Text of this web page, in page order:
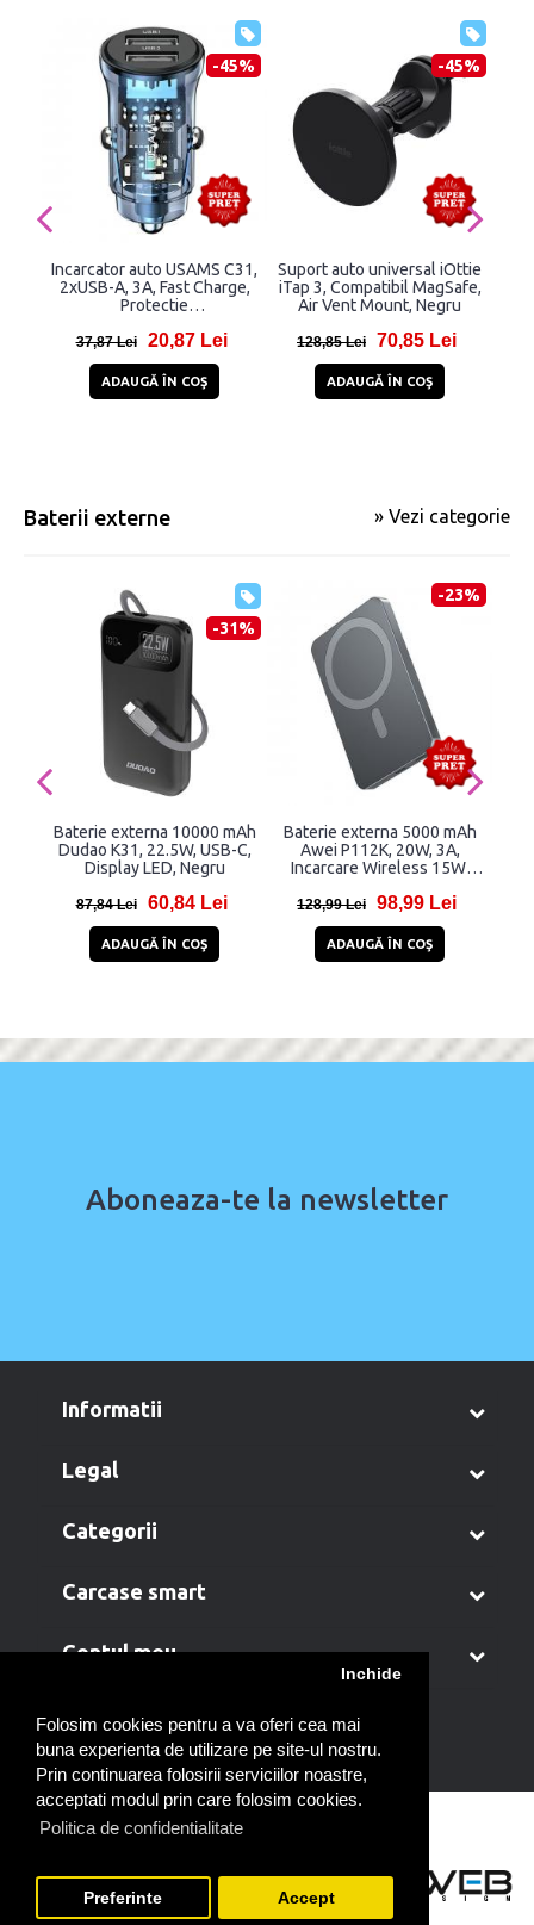
Folosim cookies pentru a va oferi cea mai
buna experienta de utilizare pe site-ul nostru.
Prin continuarea folosirii serviciilor noastre,
acceptati modul prin care folosim cookies.
Politica de confidentialitate
Inchide
Preferinte Accept
-45%
Incarcator auto USAMS C31,
2xUSB-A, 3A, Fast Charge,
Protectie
Albastru
37,87 Lei 20,87 Lei
ADAUGĂ ÎN COŞ
-45%
Suport auto universal iOttie
iTap 3, Compatibil MagSafe,
Air Vent Mount, Negru
128,85 Lei 70,85 Lei
ADAUGĂ ÎN COŞ
Baterii externe » Vezi categorie
-31%
Baterie externa 10000 mAh
Dudao K31, 22.5W, USB-C,
Display LED, Negru
87,84 Lei 60,84 Lei
ADAUGĂ ÎN COŞ
-23%
Baterie externa 5000 mAh
Awei P112K, 20W, 3A,
Incarcare Wireless 15W,
128,99 Lei 98,99 Lei
ADAUGĂ ÎN COŞ
Aboneaza-te la newsletter
informatii
legal
categorii
carcase smart
contul meu